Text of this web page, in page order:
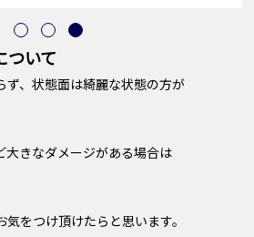
ついて
ず、状態面は綺麗な状態の方が
大きなダメージがある場合は
をつけ頂けたらと思います。